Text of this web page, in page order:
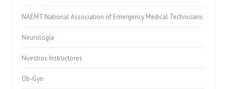
NAEMT National Association of Emergency Medical Technicians
Neurología
Nuestros Instructores
Ob-Gyn